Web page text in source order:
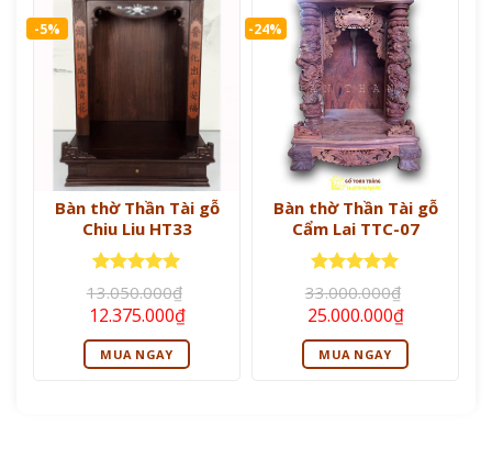
-5%
Bàn thờ Thần Tài gỗ
Chiu Liu HT33
Được xếp
hạng55
sao
13.050.000₫
Giá
gốc
là:
13.050.000₫.
12.375.000₫Giá
hiện
tại
là:
MUA NGAY
-24%
Bàn thờ Thần Tài gỗ
Cẩm Lai TTC-07
Được xếp
hạng55
sao
33.000.000₫
Giá
gốc
là:
33.000.000₫.
25.000.000₫Giá
hiện
tại
là:
MUA NGAY